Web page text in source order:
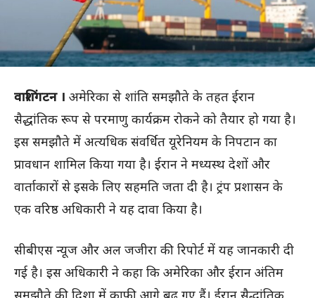
वाशिंगटन । अमेरिका से शांति समझौते के तहत ईरान
सैद्धांतिक रूप से परमाणु कार्यक्रम रोकने को तैयार हो गया है।
इस समझौते में अत्यधिक संवर्धित यूरेनियम के निपटान का
प्रावधान शामिल किया गया है। ईरान ने मध्यस्थ देशों और
वार्ताकारों से इसके लिए सहमति जता दी है। ट्रंप प्रशासन के
एक वरिष्ठ अधिकारी ने यह दावा किया है।
सीबीएस न्यूज और अल जजीरा की रिपोर्ट में यह जानकारी दी
गई है। इस अधिकारी ने कहा कि अमेरिका और ईरान अंतिम
समझौते की दिशा में काफी आगे बढ़ गए हैं। ईरान सैद्धांतिक